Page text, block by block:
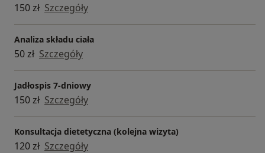
150 zł Szczegóły
Analiza składu ciała
50 zł Szczegóły
Jadłospis 7-dniowy
150 zł Szczegóły
Konsultacja dietetyczna (kolejna wizyta)
120 zł Szczegóły